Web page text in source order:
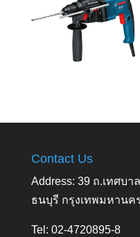
Contact Us
Address: 39 ถ.เทศบ
ธนบุรี กรุงเทพมหานค
Tel: 02-4720895-8